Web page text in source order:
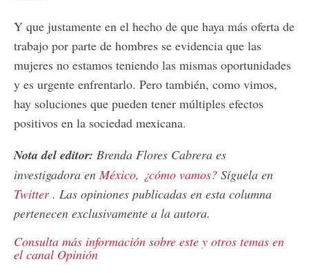
Y que justamente en el hecho de que haya más oferta de
trabajo por parte de hombres se evidencia que las
mujeres no estamos teniendo las mismas oportunidades
y es urgente enfrentarlo. Pero también, como vimos,
hay soluciones que pueden tener múltiples efectos
positivos en la sociedad mexicana.
Nota del editor: Brenda Flores Cabrera es
investigadora en México, ¿cómo vamos? Síguela en
Twitter . Las opiniones publicadas en esta columna
pertenecen exclusivamente a la autora.
Consulta más información sobre este y otros temas en
el canal Opinión